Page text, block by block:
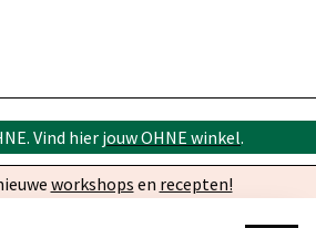
Vind hier jouw OHNE winkel.
workshops en recepten!